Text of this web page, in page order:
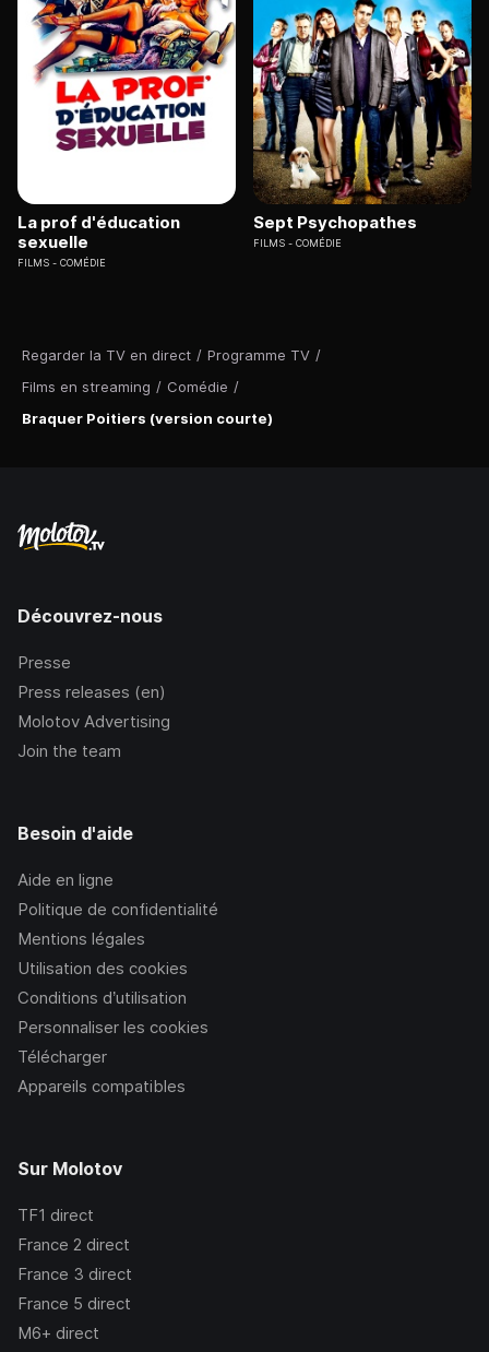
Regarder la TV en direct / Programme TV /
Films en streaming / Comédie /
Braquer Poitiers (version courte)
La prof d'éducation
sexuelle
FILMS COMÉDIE
Sept Psychopathes
FILMS COMÉDIE
Découvrez-nous
Presse
Press releases (en)
Molotov Advertising
Join the team
Besoin d'aide
Aide en ligne
Politique de confidentialité
Mentions légales
Utilisation des cookies
Conditions d’utilisation
Personnaliser les cookies
Télécharger
Appareils compatibles
Sur Molotov
TF1 direct
France 2 direct
France 3 direct
France 5 direct
M6+ direct